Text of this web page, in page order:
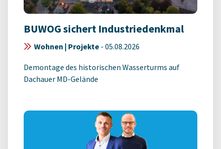
BUWOG sichert Industriedenkmal
Wohnen | Projekte - 05.08.2026
Demontage des historischen Wasserturms auf
Dachauer MD-Gelände